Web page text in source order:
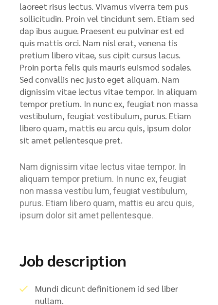
laoreet risus lectus. Vivamus viverra tem pus
sollicitudin. Proin vel tincidunt sem. Etiam sed
dap ibus augue. Praesent eu pulvinar est ed
quis mattis orci. Nam nisl erat, venena tis
pretium libero vitae, sus cipit cursus lacus.
Proin porta felis quis mauris euismod sodales.
Sed convallis nec justo eget aliquam. Nam
dignissim vitae lectus vitae tempor. In aliquam
tempor pretium. In nunc ex, feugiat non massa
vestibulum, feugiat vestibulum, purus. Etiam
libero quam, mattis eu arcu quis, ipsum dolor
sit amet pellentesque pret.
Nam dignissim vitae lectus vitae tempor. In
aliquam tempor pretium. In nunc ex, feugiat
non massa vestibu lum, feugiat vestibulum,
purus. Etiam libero quam, mattis eu arcu quis,
ipsum dolor sit amet pellentesque.
Job description
Mundi dicunt definitionem id sed liber
nullam.